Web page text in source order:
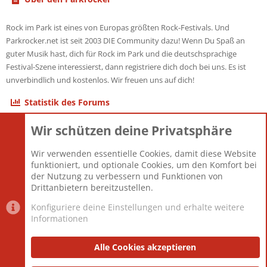
Rock im Park ist eines von Europas größten Rock-Festivals. Und
Parkrocker.net ist seit 2003 DIE Community dazu! Wenn Du Spaß an
guter Musik hast, dich für Rock im Park und die deutschsprachige
Festival-Szene interessierst, dann registriere dich doch bei uns. Es ist
unverbindlich und kostenlos. Wir freuen uns auf dich!
Statistik des Forums
Themen
Mitglieder
12.427
Neuestes Mitglied
Berlin
Datenschutzerklärung Impressum
Wir schützen deine Privatsphäre
Wir verwenden essentielle Cookies, damit diese Website
funktioniert, und optionale Cookies, um den Komfort bei
der Nutzung zu verbessern und Funktionen von
Drittanbietern bereitzustellen.
Konfiguriere deine Einstellungen und erhalte weitere
Informationen
Alle Cookies akzeptieren